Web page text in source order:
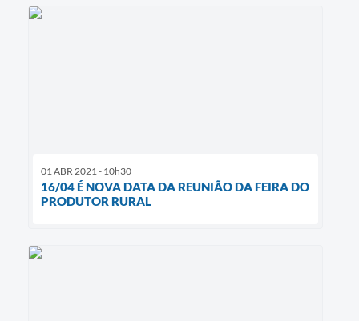
01 ABR 2021 - 10h30
16/04 É NOVA DATA DA REUNIÃO DA FEIRA DO
PRODUTOR RURAL